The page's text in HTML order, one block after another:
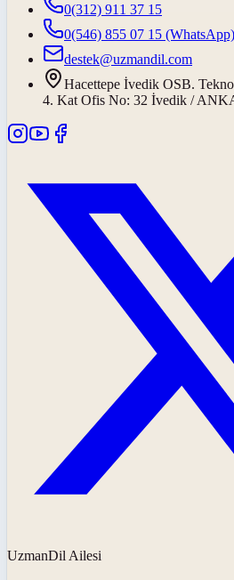
0(312) 911 37 15
0(546) 855 07 15 (WhatsApp)
destek@uzmandil.com
Hacettepe İvedik OSB.
4. Kat Ofis No: 32 İvedik /
UzmanDil Ailesi